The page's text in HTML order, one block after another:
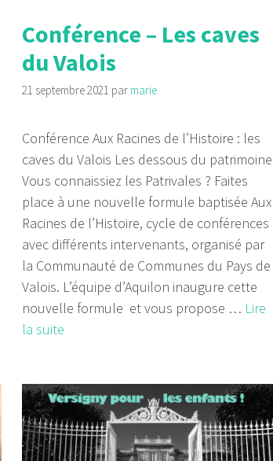
Conférence – Les caves
du Valois
21 septembre 2021 par marie
Conférence Aux Racines de l’Histoire : les
caves du Valois Les dessous du patrimoine
Vous connaissiez les Patrivales ? Faites
place à une nouvelle formule baptisée Aux
Racines de l’Histoire, cycle de conférences
avec différents intervenants, organisé par
la Communauté de Communes du Pays de
Valois. L’équipe d’Aquilon inaugure cette
nouvelle formule et vous propose … Lire
la suite